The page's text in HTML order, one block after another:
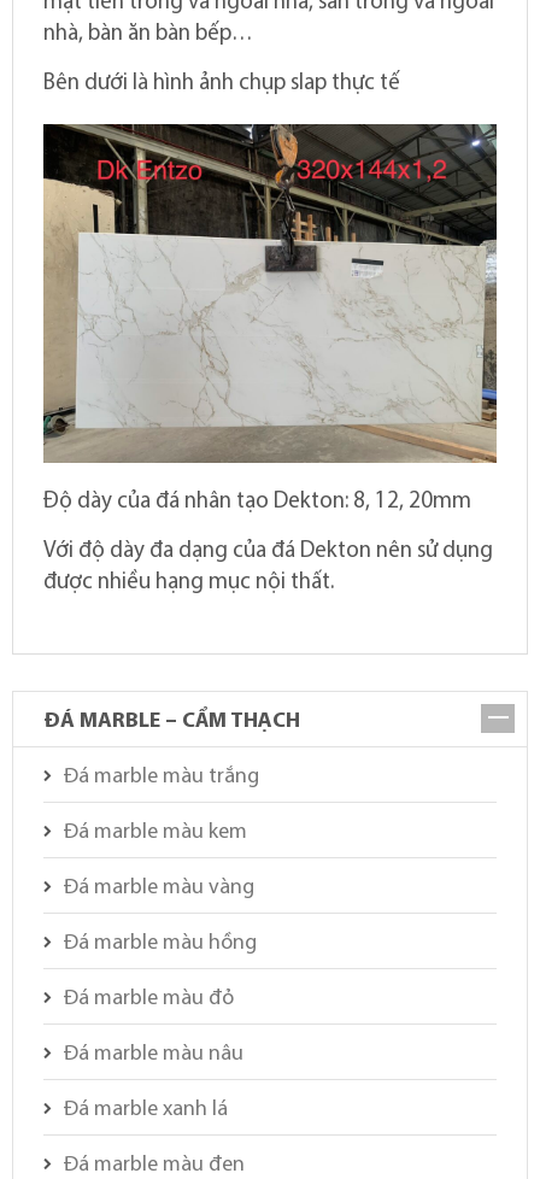
nhà, bàn ăn bàn bếp…
Bên dưới là hình ảnh chụp slap thực tế
Độ dày của đá nhân tạo Dekton: 8, 12, 20mm
Với độ dày đa dạng của đá Dekton nên sử dụng
được nhiều hạng mục nội thất.
ĐÁ MARBLE – CẨM THẠCH
Đá marble màu trắng
Đá marble màu kem
Đá marble màu vàng
Đá marble màu hồng
Đá marble màu đỏ
Đá marble màu nâu
Đá marble xanh lá
Đá marble màu đen